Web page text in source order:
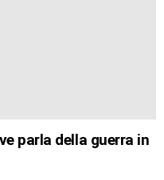
parla della guerra in